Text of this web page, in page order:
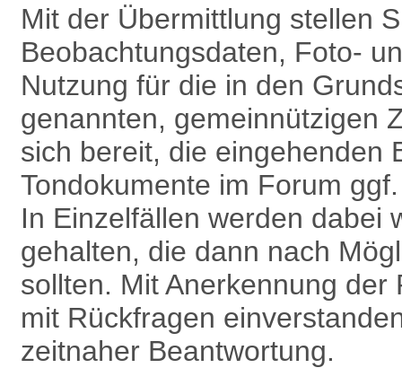
Mit der Übermittlung stellen
Beobachtungsdaten, Foto-
Nutzung für die in den
genannten, gemeinnützigen
sich bereit, die eingehenden
Tondokumente im Forum
In Einzelfällen werden dabei
gehalten, die dann nach
sollten. Mit Anerkennung
mit Rückfragen
zeitnaher Beantwortung.